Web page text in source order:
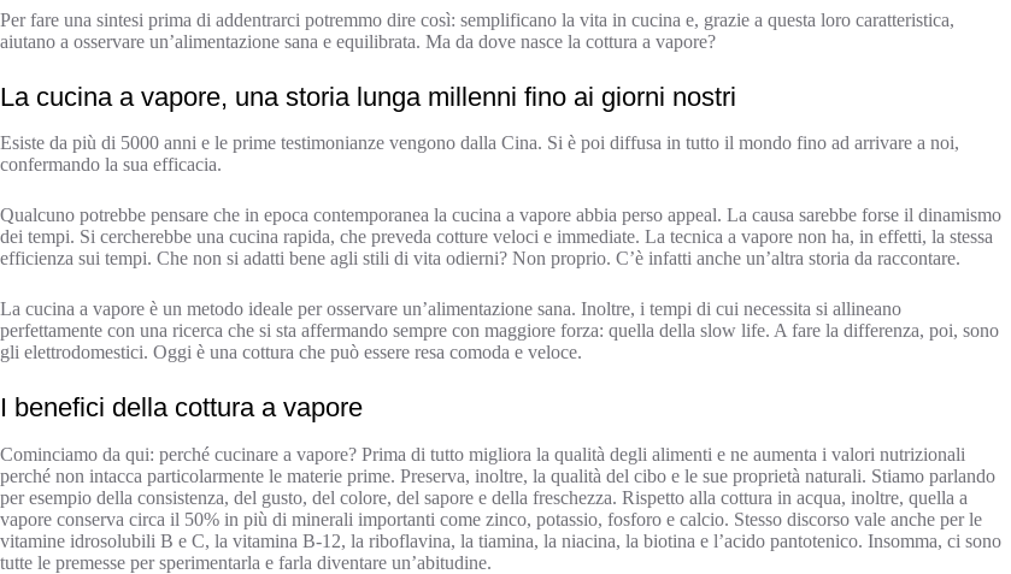
Per fare una sintesi prima di addentrarci potremmo dire così: semplificano la vita in cucina e, grazie a questa loro caratteristica,
aiutano a osservare un’alimentazione sana e equilibrata. Ma da dove nasce la cottura a vapore?
La cucina a vapore, una storia lunga millenni fino ai giorni nostri
Esiste da più di 5000 anni e le prime testimonianze vengono dalla Cina. Si è poi diffusa in tutto il mondo fino ad arrivare a noi,
confermando la sua efficacia.
Qualcuno potrebbe pensare che in epoca contemporanea la cucina a vapore abbia perso appeal. La causa sarebbe forse il dinamismo
dei tempi. Si cercherebbe una cucina rapida, che preveda cotture veloci e immediate. La tecnica a vapore non ha, in effetti, la stessa
efficienza sui tempi. Che non si adatti bene agli stili di vita odierni? Non proprio. C’è infatti anche un’altra storia da raccontare.
La cucina a vapore è un metodo ideale per osservare un’alimentazione sana. Inoltre, i tempi di cui necessita si allineano
perfettamente con una ricerca che si sta affermando sempre con maggiore forza: quella della slow life. A fare la differenza, poi, sono
gli elettrodomestici. Oggi è una cottura che può essere resa comoda e veloce.
I benefici della cottura a vapore
Cominciamo da qui: perché cucinare a vapore? Prima di tutto migliora la qualità degli alimenti e ne aumenta i valori nutrizionali
perché non intacca particolarmente le materie prime. Preserva, inoltre, la qualità del cibo e le sue proprietà naturali. Stiamo parlando
per esempio della consistenza, del gusto, del colore, del sapore e della freschezza. Rispetto alla cottura in acqua, inoltre, quella a
vapore conserva circa il 50% in più di minerali importanti come zinco, potassio, fosforo e calcio. Stesso discorso vale anche per le
vitamine idrosolubili B e C, la vitamina B-12, la riboflavina, la tiamina, la niacina, la biotina e l’acido pantotenico. Insomma, ci sono
tutte le premesse per sperimentarla e farla diventare un’abitudine.